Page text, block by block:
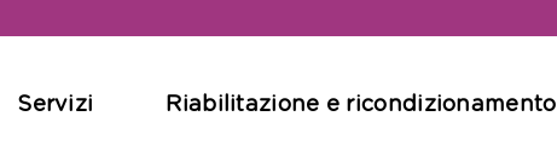
Servizi Riabilitazione e ricondizionamento